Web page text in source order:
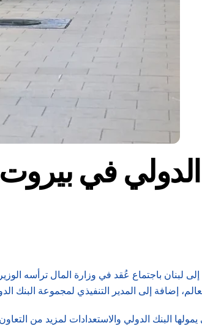
الدولي في
إلى لبنان باجتماع عُقد في وزارة المال ترأسه
البنك الدولي والاستعدادات لمزيد من